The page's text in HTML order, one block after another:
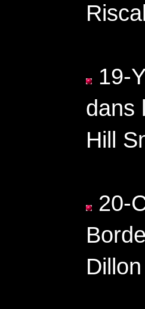
19-
dans
Hill
20-